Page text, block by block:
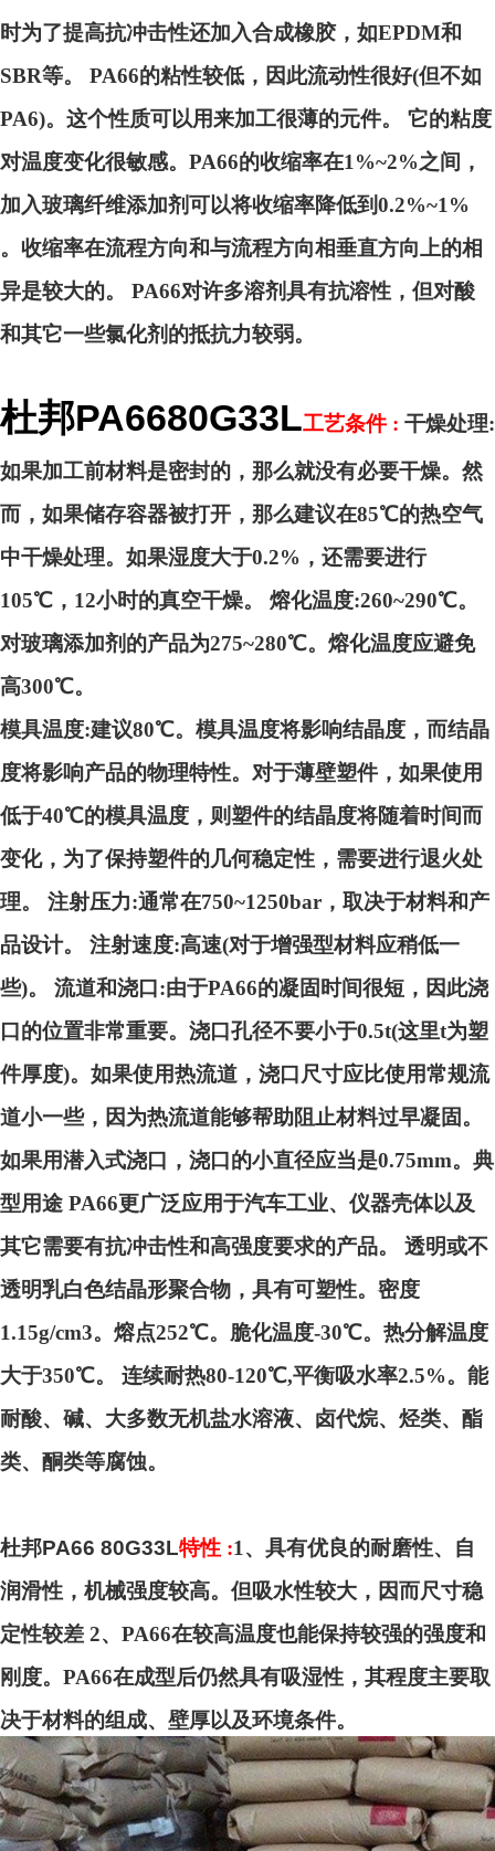
时为了提高抗冲击性还加入合成橡胶，如EPDM和
SBR等。 PA66的粘性较低，因此流动性很好(但不如
PA6)。这个性质可以用来加工很薄的元件。 它的粘度
对温度变化很敏感。PA66的收缩率在1%~2%之间，
加入玻璃纤维添加剂可以将收缩率降低到0.2%~1%
。收缩率在流程方向和与流程方向相垂直方向上的相
异是较大的。 PA66对许多溶剂具有抗溶性，但对酸
和其它一些氯化剂的抵抗力较弱。
杜邦PA6680G33L工艺条件 : 干燥处理:
如果加工前材料是密封的，那么就没有必要干燥。然
而，如果储存容器被打开，那么建议在85℃的热空气
中干燥处理。如果湿度大于0.2%，还需要进行
105℃，12小时的真空干燥。 熔化温度:260~290℃。
对玻璃添加剂的产品为275~280℃。熔化温度应避免
高300℃。
模具温度:建议80℃。模具温度将影响结晶度，而结晶
度将影响产品的物理特性。对于薄壁塑件，如果使用
低于40℃的模具温度，则塑件的结晶度将随着时间而
变化，为了保持塑件的几何稳定性，需要进行退火处
理。 注射压力:通常在750~1250bar，取决于材料和产
品设计。 注射速度:高速(对于增强型材料应稍低一
些)。 流道和浇口:由于PA66的凝固时间很短，因此浇
口的位置非常重要。浇口孔径不要小于0.5t(这里t为塑
件厚度)。如果使用热流道，浇口尺寸应比使用常规流
道小一些，因为热流道能够帮助阻止材料过早凝固。
如果用潜入式浇口，浇口的小直径应当是0.75mm。典
型用途 PA66更广泛应用于汽车工业、仪器壳体以及
其它需要有抗冲击性和高强度要求的产品。 透明或不
透明乳白色结晶形聚合物，具有可塑性。密度
1.15g/cm3。熔点252℃。脆化温度-30℃。热分解温度
大于350℃。 连续耐热80-120℃,平衡吸水率2.5%。能
耐酸、碱、大多数无机盐水溶液、卤代烷、烃类、酯
类、酮类等腐蚀。
杜邦PA66 80G33L特性 :1 、具有优良的耐磨性、自
润滑性，机械强度较高。但吸水性较大，因而尺寸稳
定性较差 2、PA66在较高温度也能保持较强的强度和
刚度。PA66在成型后仍然具有吸湿性，其程度主要取
决于材料的组成、壁厚以及环境条件。